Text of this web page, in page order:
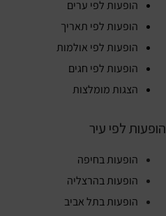
הופעות לפי ערים
הופעות לפי תאריך
הופעות לפי אולמות
הופעות לפי חגים
הצגות מומלצות
הופעות לפי עיר
הופעות בחיפה
הופעות בהרצליה
הופעות בתל אביב